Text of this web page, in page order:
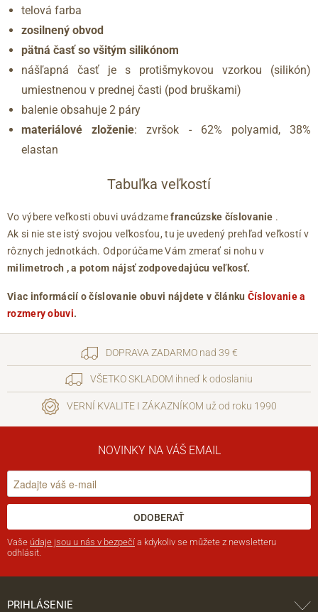
telová farba
zosilnený obvod
pätná časť so všitým silikónom
nášľapná časť je s protišmykovou vzorkou (silikón)
umiestnenou v prednej časti (pod bruškami)
balenie obsahuje 2 páry
materiálové zloženie: zvršok - 62% polyamid, 38%
elastan
Tabuľka veľkostí
Vo výbere veľkosti obuvi uvádzamefrancúzske číslovanie .
Ak si nie ste istý svojou veľkosťou, tu je uvedený prehľad veľkostí v
rôznych jednotkách. Odporúčame Vám zmerať si nohu v
milimetroch , a potom nájsť zodpovedajúcu veľkosť.
Viac informácií o číslovanie obuvi nájdete v článku Číslovanie a
rozmery obuvi.
DOPRAVA ZADARMO nad 39 €
VŠETKO SKLADOM ihneď k odoslaniu
VERNÍ KVALITE I ZÁKAZNÍKOM už od roku 1990
NOVINKY NA VÁŠ EMAIL
ODOBERAŤ
Vaše údaje jsou u nás v bezpečí a kdykoliv se můžete z newsletteru
odhlásit.
PRIHLÁSENIE